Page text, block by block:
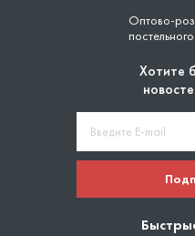
Оптово-
Хотите